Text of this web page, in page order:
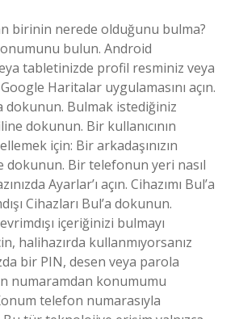
birinin nerede olduğunu bulma?
bulun. Android
tabletinizde profil resminiz veya
Haritalar uygulamasını açın.
dokunun. Bulmak istediğiniz
dokunun. Bir kullanıcının
için: Bir arkadaşınızın
dokunun. Bir telefonun yeri nasıl
Ayarlar’ı açın. Cihazımı Bul’a
Cihazları Bul’a dokunun.
içeriğinizi bulmayı
halihazırda kullanmıyorsanız
bir PIN, desen veya parola
numaramdan konumumu
telefon numarasıyla